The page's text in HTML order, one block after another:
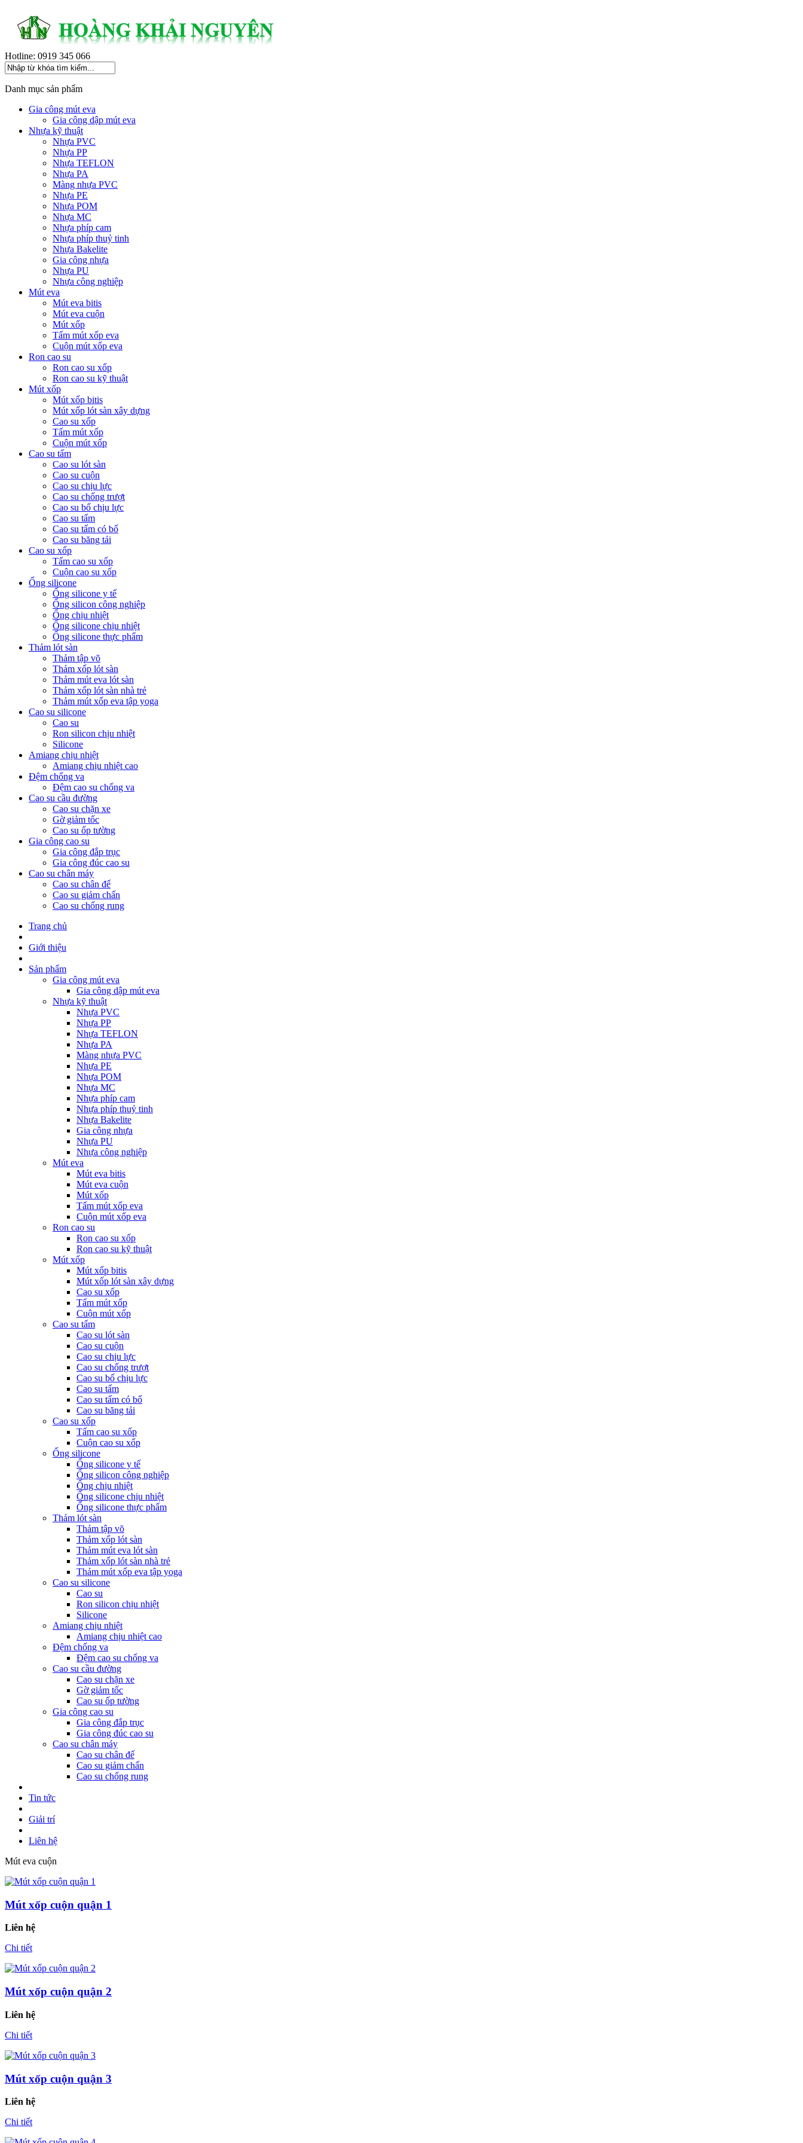
Hotline: 0919 345 066
Danh mục sản phẩm
Gia công mút eva
Gia công dập mút eva
Nhựa kỹ thuật
Nhựa PVC
Nhựa PP
Nhựa TEFLON
Nhựa PA
Màng nhựa PVC
Nhựa PE
Nhựa POM
Nhựa MC
Nhựa phíp cam
Nhựa phíp thuỷ tinh
Nhựa Bakelite
Gia công nhựa
Nhựa PU
Nhựa công nghiệp
Mút eva
Mút eva bitis
Mút eva cuộn
Mút xốp
Tấm mút xốp eva
Cuộn mút xốp eva
Ron cao su
Ron cao su xốp
Ron cao su kỹ thuật
Mút xốp
Mút xốp bitis
Mút xốp lót sàn xây dựng
Cao su xốp
Tấm mút xốp
Cuộn mút xốp
Cao su tấm
Cao su lót sàn
Cao su cuộn
Cao su chịu lực
Cao su chống trượt
Cao su bố chịu lực
Cao su tấm
Cao su tấm có bố
Cao su băng tải
Cao su xốp
Tấm cao su xốp
Cuộn cao su xốp
Ống silicone
Ống silicone y tế
Ống silicon công nghiệp
Ống chịu nhiệt
Ống silicone chịu nhiệt
Ống silicone thực phẩm
Thảm lót sàn
Thảm tập võ
Thảm xốp lót sàn
Thảm mút eva lót sàn
Thảm xốp lót sàn nhà trẻ
Thảm mút xốp eva tập yoga
Cao su silicone
Cao su
Ron silicon chịu nhiệt
Silicone
Amiang chịu nhiệt
Amiang chịu nhiệt cao
Đệm chống va
Đệm cao su chống va
Cao su cầu đường
Cao su chặn xe
Gờ giảm tốc
Cao su ốp tường
Gia công cao su
Gia công đắp trục
Gia công đúc cao su
Cao su chân máy
Cao su chân đế
Cao su giảm chấn
Cao su chống rung
Trang chủ
Giới thiệu
Sản phẩm
Gia công mút eva
Gia công dập mút eva
Nhựa kỹ thuật
Nhựa PVC
Nhựa PP
Nhựa TEFLON
Nhựa PA
Màng nhựa PVC
Nhựa PE
Nhựa POM
Nhựa MC
Nhựa phíp cam
Nhựa phíp thuỷ tinh
Nhựa Bakelite
Gia công nhựa
Nhựa PU
Nhựa công nghiệp
Mút eva
Mút eva bitis
Mút eva cuộn
Mút xốp
Tấm mút xốp eva
Cuộn mút xốp eva
Ron cao su
Ron cao su xốp
Ron cao su kỹ thuật
Mút xốp
Mút xốp bitis
Mút xốp lót sàn xây dựng
Cao su xốp
Tấm mút xốp
Cuộn mút xốp
Cao su tấm
Cao su lót sàn
Cao su cuộn
Cao su chịu lực
Cao su chống trượt
Cao su bố chịu lực
Cao su tấm
Cao su tấm có bố
Cao su băng tải
Cao su xốp
Tấm cao su xốp
Cuộn cao su xốp
Ống silicone
Ống silicone y tế
Ống silicon công nghiệp
Ống chịu nhiệt
Ống silicone chịu nhiệt
Ống silicone thực phẩm
Thảm lót sàn
Thảm tập võ
Thảm xốp lót sàn
Thảm mút eva lót sàn
Thảm xốp lót sàn nhà trẻ
Thảm mút xốp eva tập yoga
Cao su silicone
Cao su
Ron silicon chịu nhiệt
Silicone
Amiang chịu nhiệt
Amiang chịu nhiệt cao
Đệm chống va
Đệm cao su chống va
Cao su cầu đường
Cao su chặn xe
Gờ giảm tốc
Cao su ốp tường
Gia công cao su
Gia công đắp trục
Gia công đúc cao su
Cao su chân máy
Cao su chân đế
Cao su giảm chấn
Cao su chống rung
Tin tức
Giải trí
Liên hệ
Mút eva cuộn
Mút xốp cuộn quận 1
Liên hệ
Chi tiết
Mút xốp cuộn quận 2
Liên hệ
Chi tiết
Mút xốp cuộn quận 3
Liên hệ
Chi tiết